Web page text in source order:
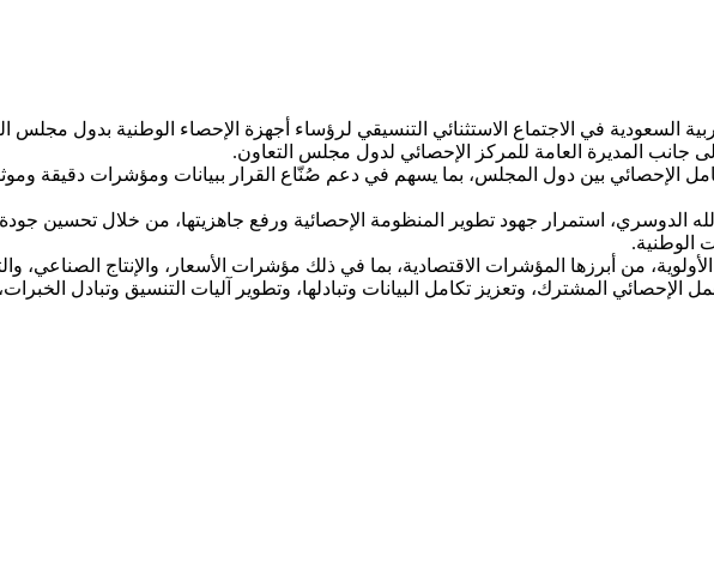
السعودية في الاجتماع الاستثنائي التنسيقي لرؤساء أجهزة الإحصاء الوطنية بدول مجلس
جانب المديرة العامة للمركز الإحصائي لدول مجلس التعاون.
الإحصائي بين دول المجلس، بما يسهم في دعم صُنّاع القرار ببيانات ومؤشرات دقيقة
الدوسري، استمرار جهود تطوير المنظومة الإحصائية ورفع جاهزيتها، من خلال تحسين
الوطنية.
من أبرزها المؤشرات الاقتصادية، بما في ذلك مؤشرات الأسعار، والإنتاج الصناعي،
الإحصائي المشترك، وتعزيز تكامل البيانات وتبادلها، وتطوير آليات التنسيق وتبادل